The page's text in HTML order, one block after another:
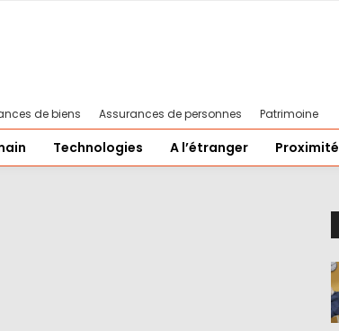
de biens Assurances de personnes Patrimoine
Technologies A l’étranger Proximité